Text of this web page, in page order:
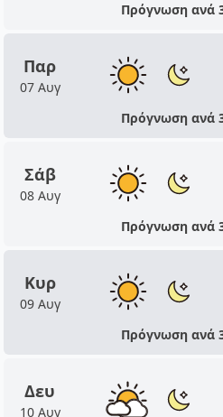
Πρόγνωση ανά
Παρ
07 Αυγ
Πρόγνωση ανά
Σάβ
08 Αυγ
Πρόγνωση ανά
Κυρ
09 Αυγ
Πρόγνωση ανά
Δευ
10 Αυγ